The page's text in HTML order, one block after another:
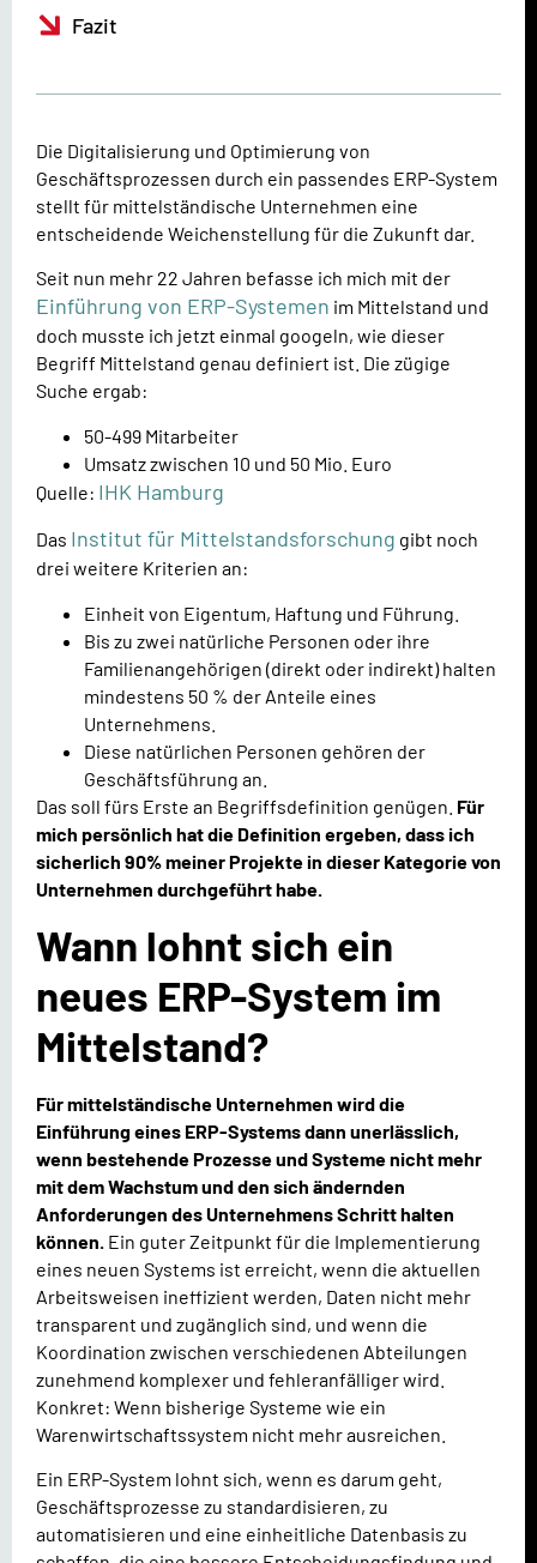
Fazit
Die Digitalisierung und Optimierung von
Geschäftsprozessen durch ein passendes ERP-System
stellt für mittelständische Unternehmen eine
entscheidende Weichenstellung für die Zukunft dar.
Seit nun mehr 22 Jahren befasse ich mich mit der
Einführung von ERP-Systemen im Mittelstand und
doch musste ich jetzt einmal googeln, wie dieser
Begriff Mittelstand genau definiert ist. Die zügige
Suche ergab:
50-499 Mitarbeiter
Umsatz zwischen 10 und 50 Mio. Euro
Quelle: IHK Hamburg
Das Institut für Mittelstandsforschung gibt noch
drei weitere Kriterien an:
Einheit von Eigentum, Haftung und Führung.
Bis zu zwei natürliche Personen oder ihre
Familienangehörigen (direkt oder indirekt) halten
mindestens 50 % der Anteile eines
Unternehmens.
Diese natürlichen Personen gehören der
Geschäftsführung an.
Das soll fürs Erste an Begriffsdefinition genügen. Für
mich persönlich hat die Definition ergeben, dass ich
sicherlich 90% meiner Projekte in dieser Kategorie von
Unternehmen durchgeführt habe.
Wann lohnt sich ein
neues ERP-System im
Mittelstand?
Für mittelständische Unternehmen wird die
Einführung eines ERP-Systems dann unerlässlich,
wenn bestehende Prozesse und Systeme nicht mehr
mit dem Wachstum und den sich ändernden
Anforderungen des Unternehmens Schritt halten
können. Ein guter Zeitpunkt für die Implementierung
eines neuen Systems ist erreicht, wenn die aktuellen
Arbeitsweisen ineffizient werden, Daten nicht mehr
transparent und zugänglich sind, und wenn die
Koordination zwischen verschiedenen Abteilungen
zunehmend komplexer und fehleranfälliger wird.
Konkret: Wenn bisherige Systeme wie ein
Warenwirtschaftssystem nicht mehr ausreichen.
Ein ERP-System lohnt sich, wenn es darum geht,
Geschäftsprozesse zu standardisieren, zu
automatisieren und eine einheitliche Datenbasis zu